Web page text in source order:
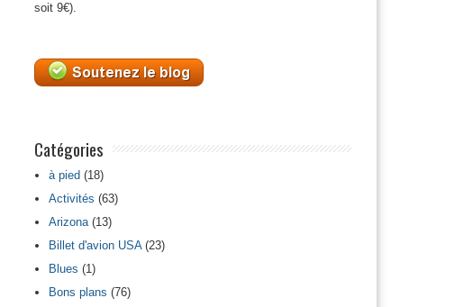
soit 9€).
Catégories
à pied (18)
Activités (63)
Arizona(13)
Billet d'avion USA(23)
Blues (1)
Bons plans (76)